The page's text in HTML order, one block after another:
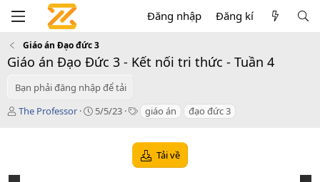
Đăng nhập Đăng kí
Giáo án Đạo đức 3
Giáo án Đạo Đức 3 - Kết nối tri thức - Tuần 4
Bạn phải đăng nhập để tải
T
ả
The Professor
C
5/5/23
T giáo án đạo đức 3
Tải về